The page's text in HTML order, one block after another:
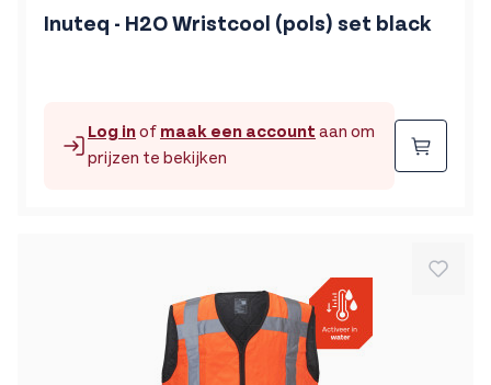
Inuteq - H2O Wristcool (pols) set black
Log inof maak een account aan om
prijzen te bekijken